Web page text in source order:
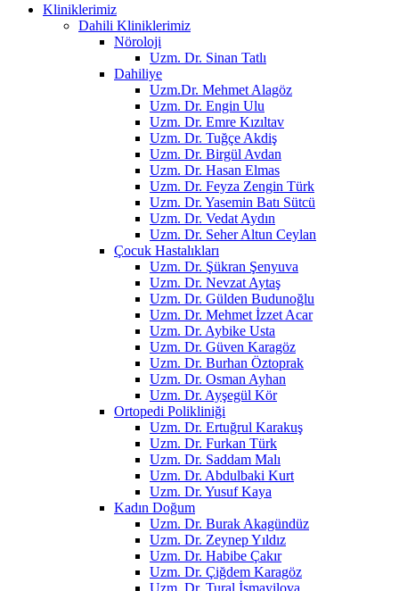
Kliniklerimiz
Dahili Kliniklerimiz
Nöroloji
Uzm. Dr. Sinan Tatlı
Dahiliye
Uzm.Dr. Mehmet Alagöz
Uzm. Dr. Engin Ulu
Uzm. Dr. Emre Kızıltav
Uzm. Dr. Tuğçe Akdiş
Uzm. Dr. Birgül Avdan
Uzm. Dr. Hasan Elmas
Uzm. Dr. Feyza Zengin Türk
Uzm. Dr. Yasemin Batı Sütcü
Uzm. Dr. Vedat Aydın
Uzm. Dr. Seher Altun Ceylan
Çocuk Hastalıkları
Uzm. Dr. Şükran Şenyuva
Uzm. Dr. Nevzat Aytaş
Uzm. Dr. Gülden Budunoğlu
Uzm. Dr. Mehmet İzzet Acar
Uzm. Dr. Aybike Usta
Uzm. Dr. Güven Karagöz
Uzm. Dr. Burhan Öztoprak
Uzm. Dr. Osman Ayhan
Uzm. Dr. Ayşegül Kör
Ortopedi Polikliniği
Uzm. Dr. Ertuğrul Karakuş
Uzm. Dr. Furkan Türk
Uzm. Dr. Saddam Malı
Uzm. Dr. Abdulbaki Kurt
Uzm. Dr. Yusuf Kaya
Kadın Doğum
Uzm. Dr. Burak Akagündüz
Uzm. Dr. Zeynep Yıldız
Uzm. Dr. Habibe Çakır
Uzm. Dr. Çiğdem Karagöz
Uzm. Dr. Tural İsmayilova